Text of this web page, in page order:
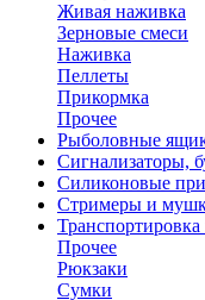
Живая наживка
Зерновые смеси
Наживка
Пеллеты
Прикормка
Прочее
Рыболовные
Сигнализаторы,
Силиконовые
Стримеры и
Прочее
Рюкзаки
Сумки